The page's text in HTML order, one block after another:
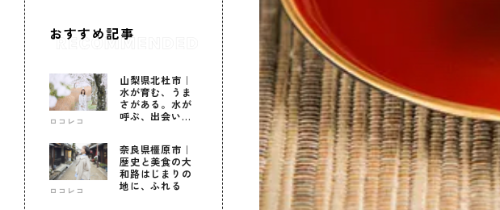
おすすめ記事
ロコレコ
山梨県北杜市｜
水が育む、うま
さがある。水が
呼ぶ、出会いが
ロコレコ
奈良県橿原市｜
歴史と美食の大
和路はじまりの
地に、ふれる